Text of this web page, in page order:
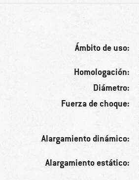
Ámbito de uso:
Homologación:
Diámetro:
Fuerza de choque:
Alargamiento dinámico:
Alargamiento estático: